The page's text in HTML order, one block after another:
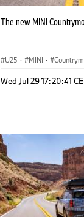
The new MINI
U25 · MINI ·
Wed Jul 29 17:20:41